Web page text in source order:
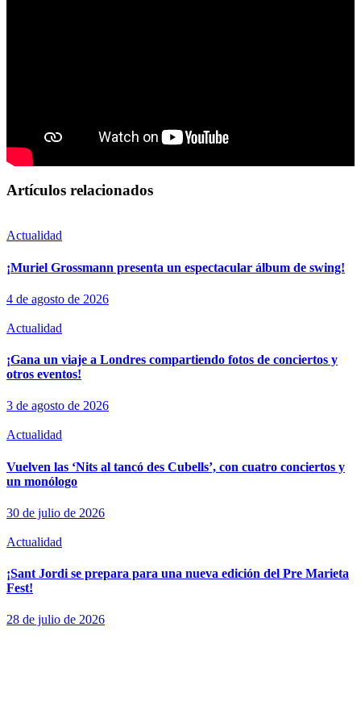
Artículos relacionados
Actualidad
¡Muriel Grossmann presenta un espectacular álbum de swing!
4 de agosto de 2026
Actualidad
¡Gana un viaje a Londres compartiendo fotos de conciertos y
otros eventos!
3 de agosto de 2026
Actualidad
Vuelven las ‘Nits al tancó des Cubells’, con cuatro conciertos y
un monólogo
30 de julio de 2026
Actualidad
¡Sant Jordi se prepara para una nueva edición del Pre Marieta
Fest!
28 de julio de 2026